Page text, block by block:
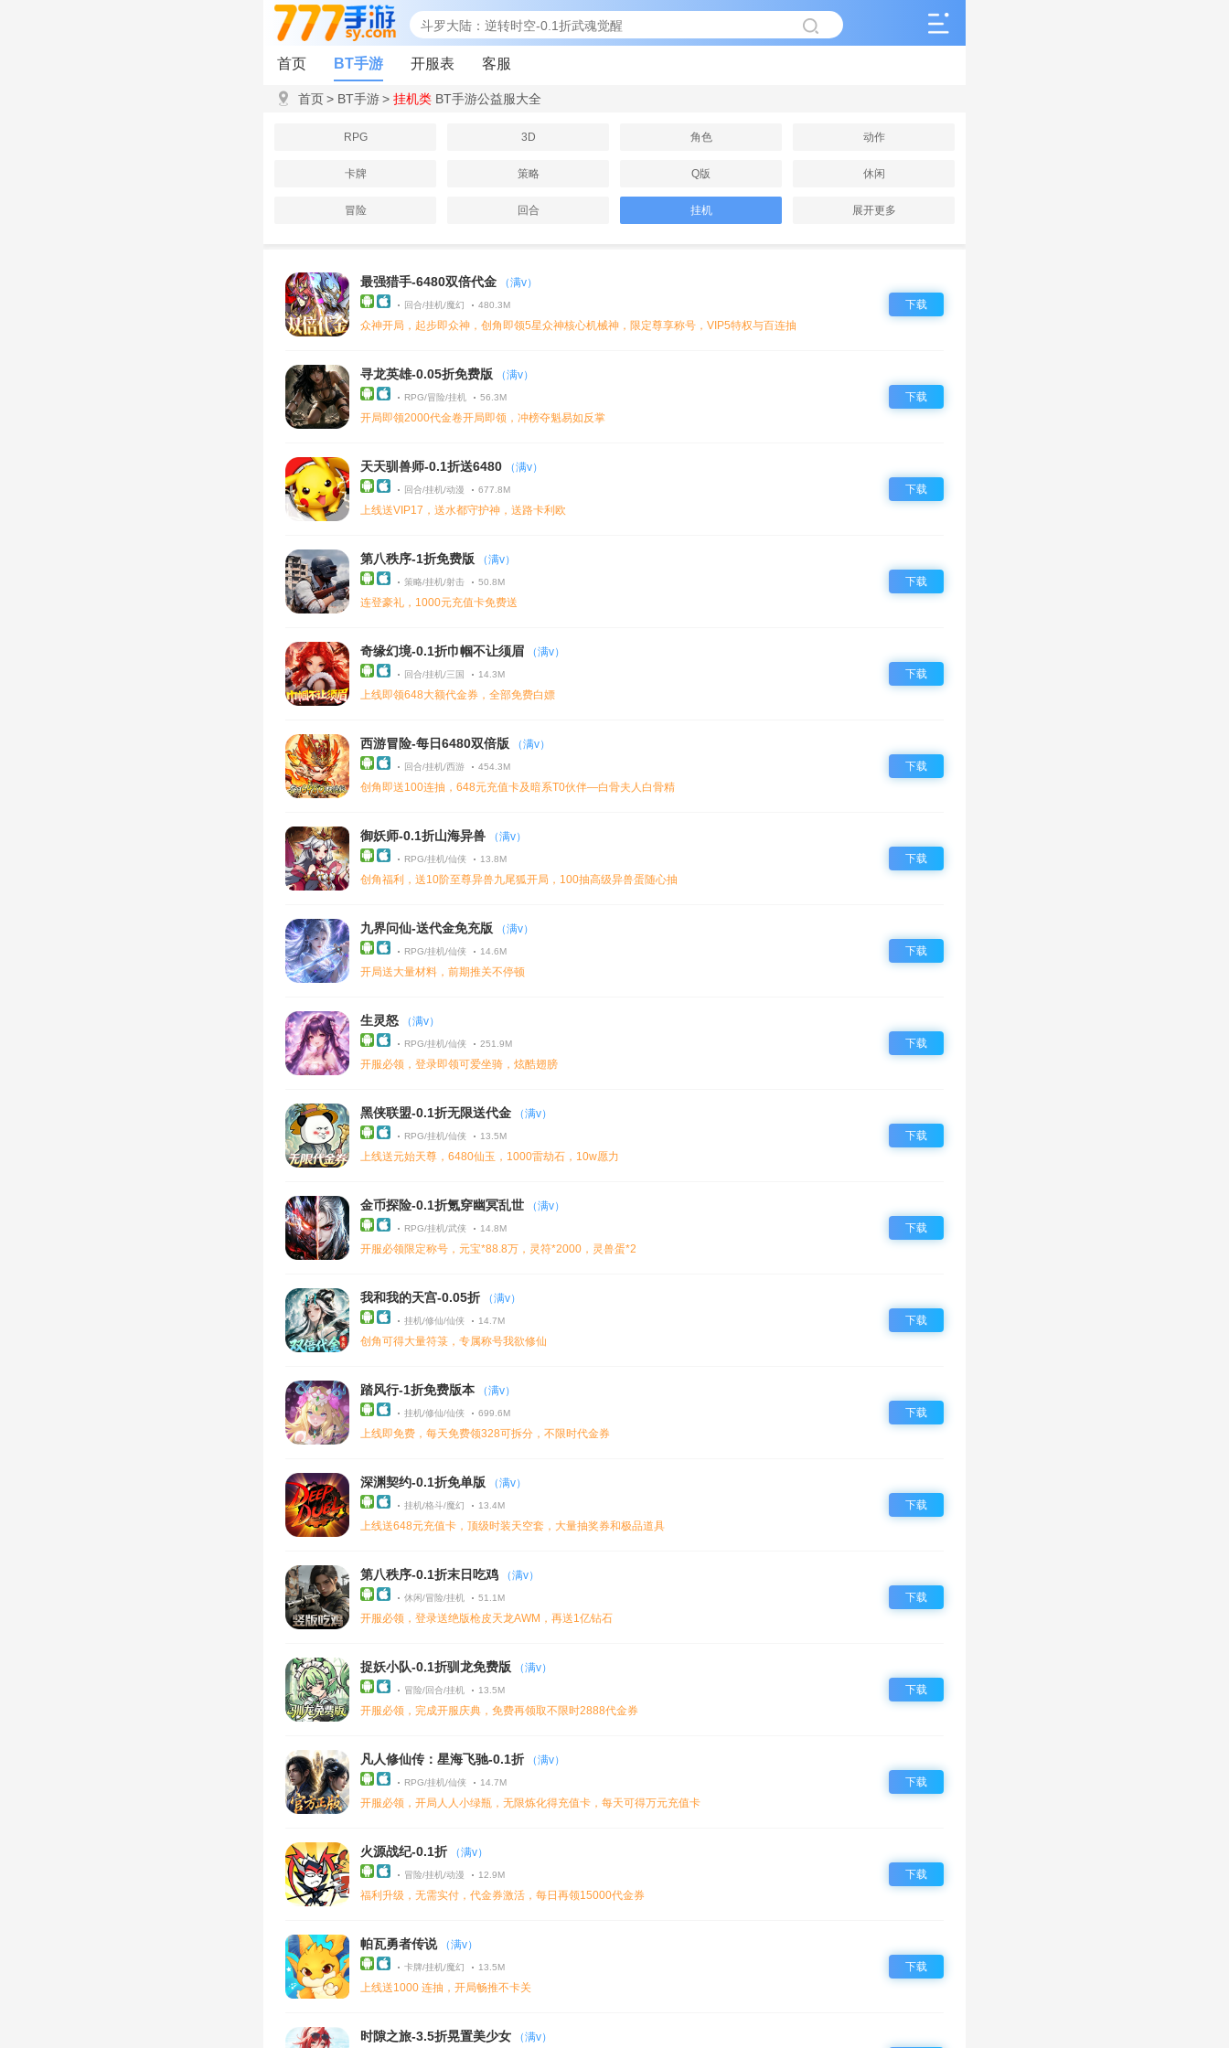
首页 BT手游 开服表 客服
首页> BT手游> 挂机类 BT手游公益服大全
RPG 3D 角色 动作
卡牌 策略 Q版 休闲
冒险 回合 挂机 展开更多
最强猎手-6480双倍代金 （满v）
回合/挂机/魔幻 480.3M
众神开局，起步即众神，创角即领5星众神核心机械神，限定尊享称号，VIP5特权与百连抽
下载
寻龙英雄-0.05折免费版 （满v）
RPG/冒险/挂机 56.3M
开局即领2000代金卷开局即领，冲榜夺魁易如反掌
下载
天天驯兽师-0.1折送6480 （满v）
回合/挂机/动漫 677.8M
上线送VIP17，送水都守护神，送路卡利欧
下载
第八秩序-1折免费版 （满v）
策略/挂机/射击 50.8M
连登豪礼，1000元充值卡免费送
下载
奇缘幻境-0.1折巾帼不让须眉 （满v）
回合/挂机/三国 14.3M
上线即领648大额代金券，全部免费白嫖
下载
西游冒险-每日6480双倍版 （满v）
回合/挂机/西游 454.3M
创角即送100连抽，648元充值卡及暗系T0伙伴—白骨夫人白骨精
下载
御妖师-0.1折山海异兽 （满v）
RPG/挂机/仙侠 13.8M
创角福利，送10阶至尊异兽九尾狐开局，100抽高级异兽蛋随心抽
下载
九界问仙-送代金免充版 （满v）
RPG/挂机/仙侠 14.6M
开局送大量材料，前期推关不停顿
下载
生灵怒 （满v）
RPG/挂机/仙侠 251.9M
开服必领，登录即领可爱坐骑，炫酷翅膀
下载
黑侠联盟-0.1折无限送代金 （满v）
RPG/挂机/仙侠 13.5M
上线送元始天尊，6480仙玉，1000雷劫石，10w愿力
下载
金币探险-0.1折氪穿幽冥乱世 （满v）
RPG/挂机/武侠 14.8M
开服必领限定称号，元宝*88.8万，灵符*2000，灵兽蛋*2
下载
我和我的天宫-0.05折 （满v）
挂机/修仙/仙侠 14.7M
创角可得大量符箓，专属称号我欲修仙
下载
踏风行-1折免费版本 （满v）
挂机/修仙/仙侠 699.6M
上线即免费，每天免费领328可拆分，不限时代金券
下载
深渊契约-0.1折免单版 （满v）
挂机/格斗/魔幻 13.4M
上线送648元充值卡，顶级时装天空套，大量抽奖券和极品道具
下载
第八秩序-0.1折末日吃鸡 （满v）
休闲/冒险/挂机 51.1M
开服必领，登录送绝版枪皮天龙AWM，再送1亿钻石
下载
捉妖小队-0.1折驯龙免费版 （满v）
冒险/回合/挂机 13.5M
开服必领，完成开服庆典，免费再领取不限时2888代金券
下载
凡人修仙传：星海飞驰-0.1折 （满v）
RPG/挂机/仙侠 14.7M
开服必领，开局人人小绿瓶，无限炼化得充值卡，每天可得万元充值卡
下载
火源战纪-0.1折 （满v）
冒险/挂机/动漫 12.9M
福利升级，无需实付，代金券激活，每日再领15000代金券
下载
帕瓦勇者传说 （满v）
卡牌/挂机/魔幻 13.5M
上线送1000 连抽，开局畅推不卡关
下载
时隙之旅-3.5折晃置美少女 （满v）